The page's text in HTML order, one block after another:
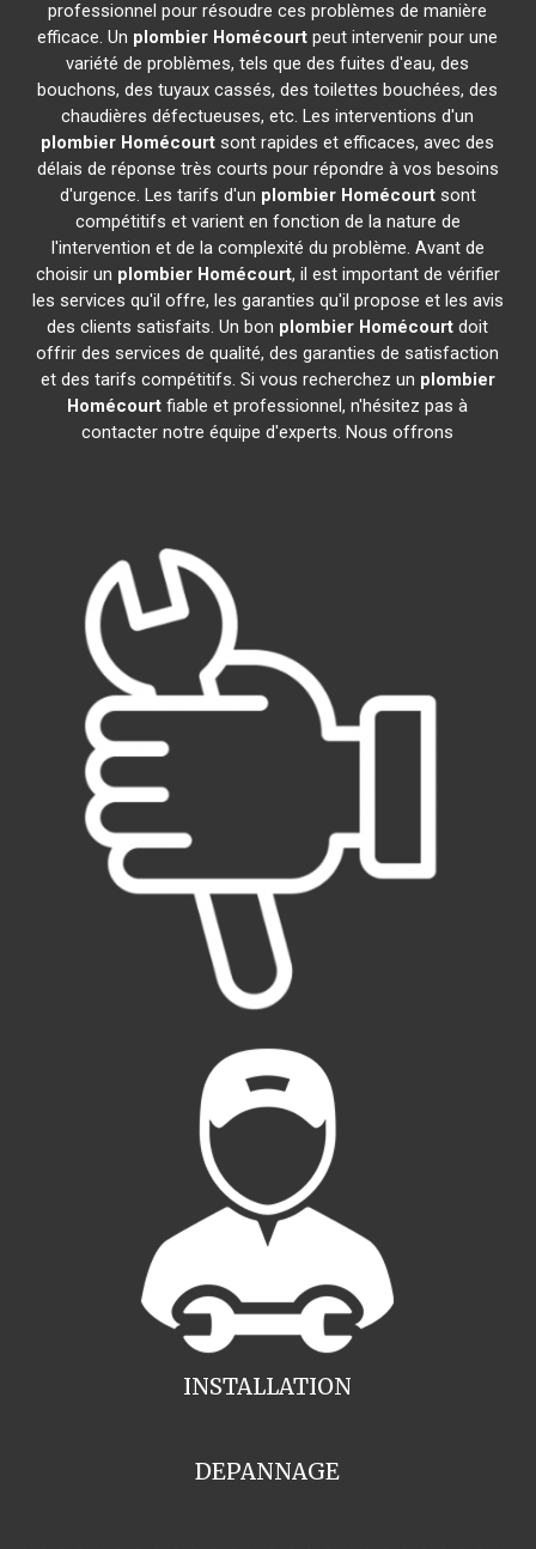
professionnel pour résoudre ces problèmes de manière
efficace. Un plombier Homécourt peut intervenir pour une
variété de problèmes, tels que des fuites d'eau, des
bouchons, des tuyaux cassés, des toilettes bouchées, des
chaudières défectueuses, etc. Les interventions d'un
plombier Homécourt sont rapides et efficaces, avec des
délais de réponse très courts pour répondre à vos besoins
d'urgence. Les tarifs d'un plombier Homécourtsont
compétitifs et varient en fonction de la nature de
l'intervention et de la complexité du problème. Avant de
choisir un plombier Homécourt, il est important de vérifier
les services qu'il offre, les garanties qu'il propose et les avis
des clients satisfaits. Un bon plombier Homécourt doit
offrir des services de qualité, des garanties de satisfaction
et des tarifs compétitifs. Si vous recherchez un plombier
Homécourt fiable et professionnel, n'hésitez pas à
contacter notre équipe d'experts. Nous offrons
INSTALLATION
DEPANNAGE